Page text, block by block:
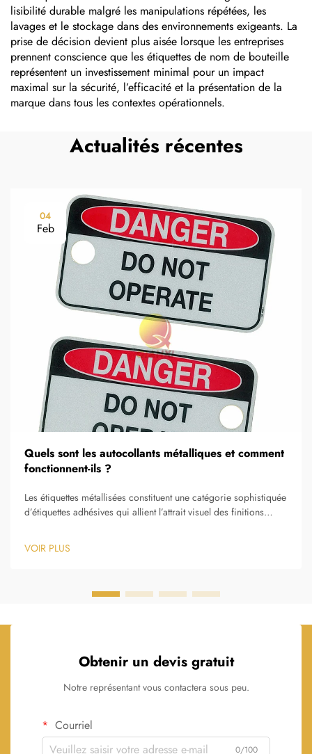
lisibilité durable malgré les manipulations répétées, les
lavages et le stockage dans des environnements exigeants. La
prise de décision devient plus aisée lorsque les entreprises
prennent conscience que les étiquettes de nom de bouteille
représentent un investissement minimal pour un impact
maximal sur la sécurité, l’efficacité et la présentation de la
marque dans tous les contextes opérationnels.
Actualités récentes
04
Feb
Quels sont les autocollants métalliques et comment
fonctionnent-ils ?
Les étiquettes métallisées constituent une catégorie sophistiquée
d’étiquettes adhésives qui allient l’attrait visuel des finitions
d’étiquettes. Ces produits spécialisés utilisent des procédés de
fabrication avancés…
VOIR PLUS
Obtenir un devis gratuit
Notre représentant vous contactera sous peu.
Courriel
0/100